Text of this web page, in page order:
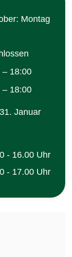
Montag
– 18:00
– 18:00
Januar
- 16.00 Uhr
- 17.00 Uhr